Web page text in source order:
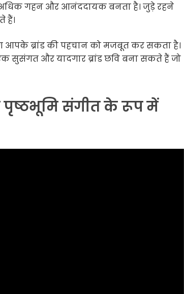
अधिक गहन और आनंददायक बनता है। जुड़े रहने
हैं।
आपके ब्रांड की पहचान को मजबूत कर सकता है।
सुसंगत और यादगार ब्रांड छवि बना सकते हैं जो
संगीत के रूप में